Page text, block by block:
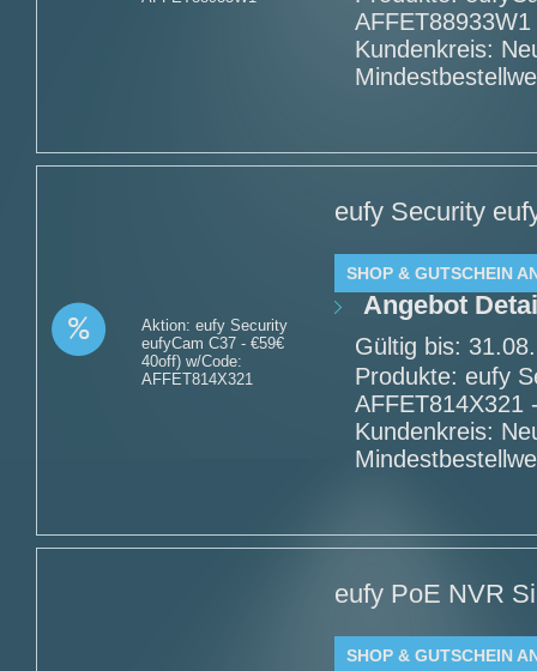
Kundenkreis:
Aktion: eufy Security
eufyCam C37 - €59€
40off) w/Code:
AFFET814X321
eufy Security
SHOP & GUTSCHEIN
Angebot
Gültig bis:
Produkte: eufy
AFFET814X321
Kundenkreis:
eufy PoE NVR
SHOP & GUTSCHEIN